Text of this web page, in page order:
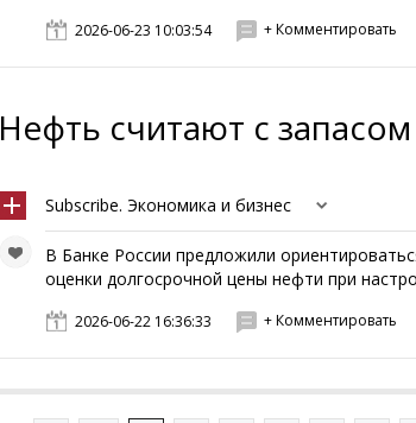
2026-06-23 10:03:54 + Комментировать
Нефть считают с запасом
Subscribe. Экономика и бизнес
В Банке России предложили
оценки долгосрочной цены нефти при
2026-06-22 16:36:33 + Комментировать